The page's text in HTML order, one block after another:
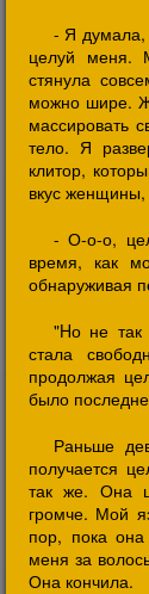
- Я думала,
целуй меня.
стянула
можно шире.
массировать
тело. Я
клитор,
вкус женщины,
- О-о-о,
время, как
обнаруживая
"Hо не
стала
продолжая
было
Раньше
получается
так же. Она
громче. Мой
пор, пока
меня за
Она кончила.